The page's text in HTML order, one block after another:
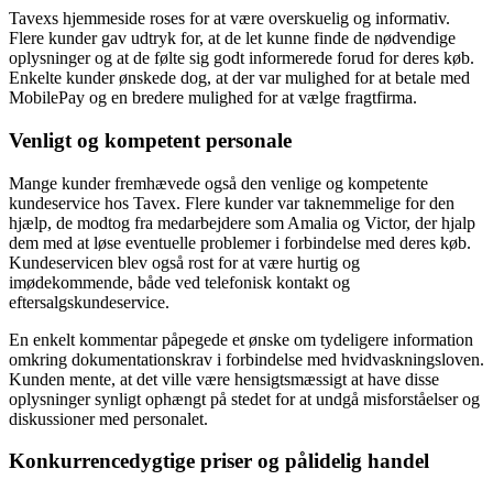
Tavexs hjemmeside roses for at være overskuelig og informativ.
Flere kunder gav udtryk for, at de let kunne finde de nødvendige
oplysninger og at de følte sig godt informerede forud for deres køb.
Enkelte kunder ønskede dog, at der var mulighed for at betale med
MobilePay og en bredere mulighed for at vælge fragtfirma.
Venligt og kompetent personale
Mange kunder fremhævede også den venlige og kompetente
kundeservice hos Tavex. Flere kunder var taknemmelige for den
hjælp, de modtog fra medarbejdere som Amalia og Victor, der hjalp
dem med at løse eventuelle problemer i forbindelse med deres køb.
Kundeservicen blev også rost for at være hurtig og
imødekommende, både ved telefonisk kontakt og
eftersalgskundeservice.
En enkelt kommentar påpegede et ønske om tydeligere information
omkring dokumentationskrav i forbindelse med hvidvaskningsloven.
Kunden mente, at det ville være hensigtsmæssigt at have disse
oplysninger synligt ophængt på stedet for at undgå misforståelser og
diskussioner med personalet.
Konkurrencedygtige priser og pålidelig handel